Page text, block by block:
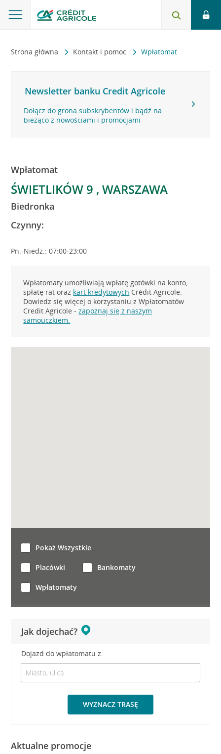
Strona główna Kontakt i pomoc Wpłatomat
Newsletter banku Credit Agricole
Dołącz do grona subskrybentów i bądź na
bieżąco z nowościami i promocjami
Wpłatomat
ŚWIETLIKÓW 9 , WARSZAWA
Biedronka
Czynny:
Pn.-Niedz.: 07:00-23:00
Wpłatomaty umożliwiają wpłatę gotówki na konto,
spłatę rat oraz kart kredytowych Crédit Agricole.
Dowiedz się więcej o korzystaniu z Wpłatomatów
Credit Agricole -zapoznaj się z naszym
samouczkiem.
Jak dojechać?
Dojazd do wpłatomatu z:
WYZNACZ TRASĘ
Pokaż Wszystkie
Placówki Bankomaty
Wpłatomaty
Aktualne promocje